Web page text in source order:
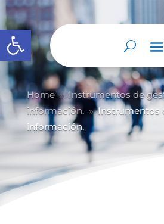
Abrir barra de herramientas
Home 9 Instrumentos de
información. 9 Instrumentos
información.